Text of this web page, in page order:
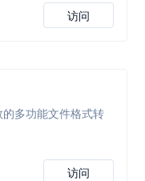
访问
多功能文件格式转
访问